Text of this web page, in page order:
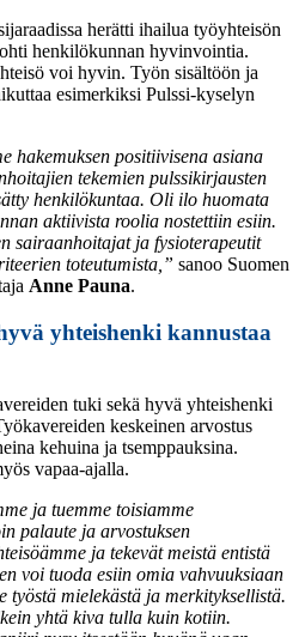
herätti ihailua työyhteisön
henkilökunnan hyvinvointia.
voi hyvin. Työn sisältöön ja
esimerkiksi Pulssi-kyselyn
hakemuksen positiivisena asiana
tekemien pulssikirjausten
henkilökuntaa. Oli ilo huomata
aktiivista roolia nostettiin esiin.
sairaanhoitajat ja fysioterapeutit
toteutumista,” sanoo Suomen
Anne Pauna.
yhteishenki kannustaa
tuki sekä hyvä yhteishenki
keskeinen arvostus
kehuina ja tsemppauksina.
vapaa-ajalla.
ja tuemme toisiamme
palaute ja arvostuksen
ja tekevät meistä entistä
voi tuoda esiin omia vahvuuksiaan
työstä mielekästä ja merkityksellistä.
yhtä kiva tulla kuin kotiin.